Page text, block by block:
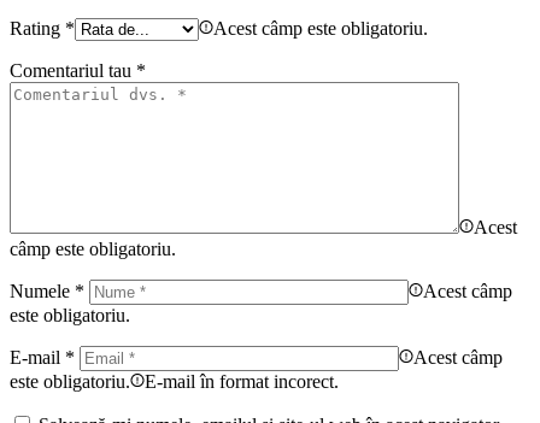
Rating * Acest câmp este obligatoriu.
Comentariul tau *
Acest
câmp este obligatoriu.
Numele *
Acest câmp
este obligatoriu.
E-mail *
Acest câmp
este obligatoriu.
E-mail în format incorect.